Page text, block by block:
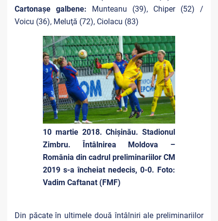
Cartonaşe galbene: Munteanu (39), Chiper (52) /
Voicu (36), Meluţă (72), Ciolacu (83)
10 martie 2018. Chişinău. Stadionul
Zimbru. Întâlnirea Moldova –
România din cadrul preliminariilor CM
2019 s-a încheiat nedecis, 0-0. Foto:
Vadim Caftanat (FMF)
Din păcate în ultimele două întâlniri ale preliminariilor